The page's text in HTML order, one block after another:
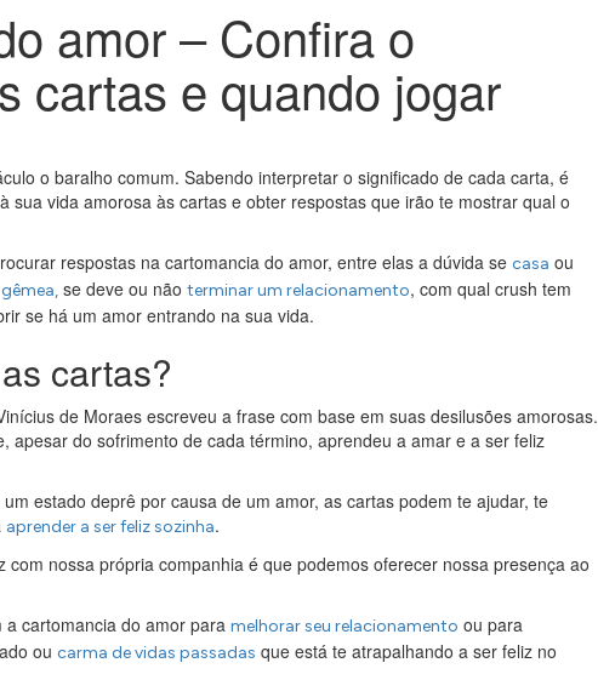
amor – Confira o
cartas e quando jogar
o baralho comum. Sabendo interpretar o significado de cada carta, é
sua vida amorosa às cartas e obter respostas que irão te mostrar qual o
respostas na cartomancia do amor, entre elas a dúvida se casa ou
se deve ou não terminar um relacionamento, com qual crush tem
se há um amor entrando na sua vida.
cartas?
de Moraes escreveu a frase com base em suas desilusões amorosas.
apesar do sofrimento de cada término, aprendeu a amar e a ser feliz
estado deprê por causa de um amor, as cartas podem te ajudar, te
aprender a ser feliz sozinha.
com nossa própria companhia é que podemos oferecer nossa presença ao
cartomancia do amor para melhorar seu relacionamento ou para
ou carma de vidas passadas que está te atrapalhando a ser feliz no